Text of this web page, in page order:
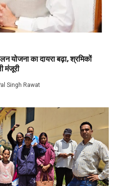
योजना का दायरा बढ़ा, श्रमिकों
मंजूरी
Singh Rawat